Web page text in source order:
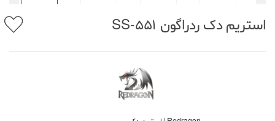
استریم دک ردراگون SS-551